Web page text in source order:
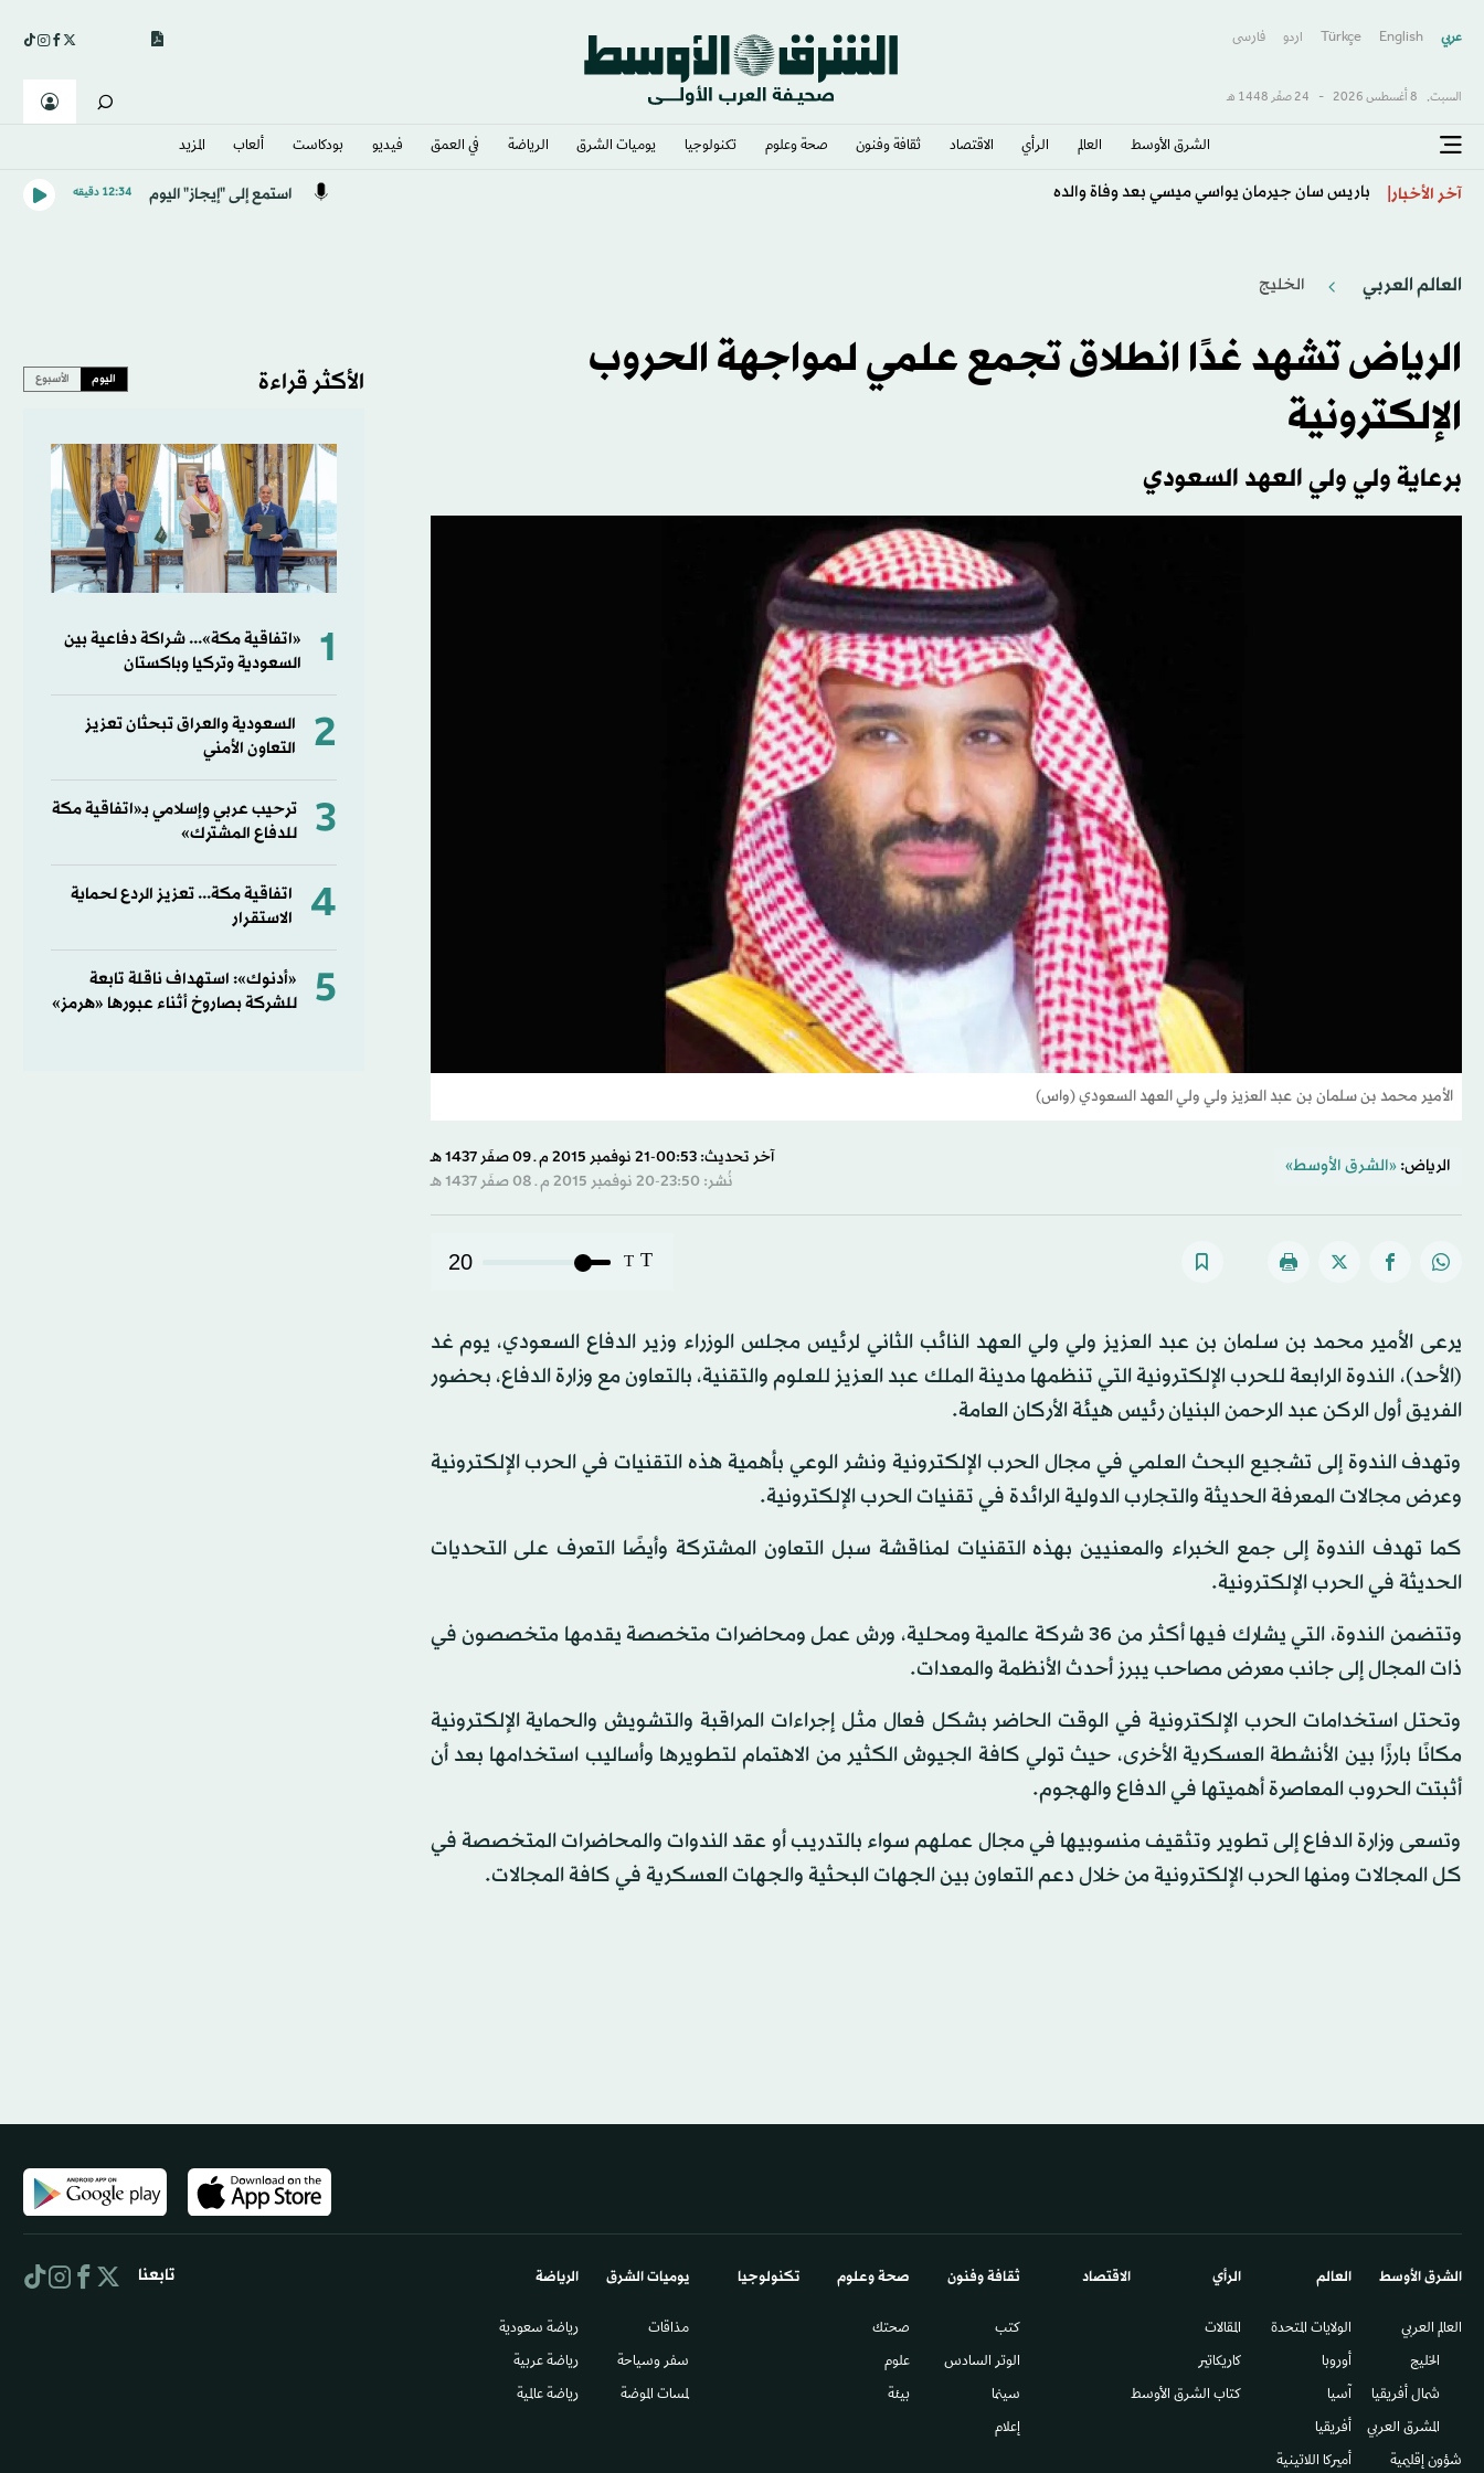
عربي English
Türkçe اردو فارسى
السبت, 8 أغسطس 2026 - 24 صفَر 1448 هـ
الشرق الأوسط​ العالم الرأي الاقتصاد ثقافة وفنون صحة وعلوم تكنولوجيا يوميات الشرق​ الرياضة في العمق فيديو بودكاست ألعاب المزيد
آخر الأخبار باريس سان جيرمان يواسي ميسي بعد وفاة والده استمع إلى "إيجاز" اليوم 12:34 دقيقه
العالم العربي الخليج
الرياض تشهد غدًا انطلاق تجمع علمي لمواجهة الحروب
الإلكترونية
برعاية ولي ولي العهد السعودي
الأمير محمد بن سلمان بن عبد العزيز ولي ولي العهد السعودي (واس)
الرياض: «الشرق الأوسط»
آخر تحديث: 00:53-21 نوفمبر 2015 م ـ 09 صفَر 1437 هـ
نُشر: 23:50-20 نوفمبر 2015 م ـ 08 صفَر 1437 هـ
T
T
20
يرعى الأمير محمد بن سلمان بن عبد العزيز ولي ولي العهد النائب الثاني لرئيس مجلس الوزراء وزير الدفاع السعودي، يوم غد
(الأحد)، الندوة الرابعة للحرب الإلكترونية التي تنظمها مدينة الملك عبد العزيز للعلوم والتقنية، بالتعاون مع وزارة الدفاع، بحضور
الفريق أول الركن عبد الرحمن البنيان رئيس هيئة الأركان العامة.
وتهدف الندوة إلى تشجيع البحث العلمي في مجال الحرب الإلكترونية ونشر الوعي بأهمية هذه التقنيات في الحرب الإلكترونية
وعرض مجالات المعرفة الحديثة والتجارب الدولية الرائدة في تقنيات الحرب الإلكترونية.
كما تهدف الندوة إلى جمع الخبراء والمعنيين بهذه التقنيات لمناقشة سبل التعاون المشتركة وأيضًا التعرف على التحديات
الحديثة في الحرب الإلكترونية.
وتتضمن الندوة، التي يشارك فيها أكثر من 36 شركة عالمية ومحلية، ورش عمل ومحاضرات متخصصة يقدمها متخصصون في
ذات المجال إلى جانب معرض مصاحب يبرز أحدث الأنظمة والمعدات.
وتحتل استخدامات الحرب الإلكترونية في الوقت الحاضر بشكل فعال مثل إجراءات المراقبة والتشويش والحماية الإلكترونية
مكانًا بارزًا بين الأنشطة العسكرية الأخرى، حيث تولي كافة الجيوش الكثير من الاهتمام لتطويرها وأساليب استخدامها بعد أن
أثبتت الحروب المعاصرة أهميتها في الدفاع والهجوم.
وتسعى وزارة الدفاع إلى تطوير وتثقيف منسوبيها في مجال عملهم سواء بالتدريب أو عقد الندوات والمحاضرات المتخصصة في
كل المجالات ومنها الحرب الإلكترونية من خلال دعم التعاون بين الجهات البحثية والجهات العسكرية في كافة المجالات.
الأكثر قراءة اليوم الأسبوع
1
«اتفاقية مكة»... شراكة دفاعية بين
السعودية وتركيا وباكستان
2
السعودية والعراق تبحثان تعزيز
التعاون الأمني
3
ترحيب عربي وإسلامي بـ«اتفاقية مكة
للدفاع المشترك»
4
اتفاقية مكة... تعزيز الردع لحماية
الاستقرار
5
«أدنوك»: استهداف ناقلة تابعة
للشركة بصاروخ أثناء عبورها «هرمز»
الشرق الأوسط​
العالم العربي
الخليج
شمال أفريقيا
المشرق العربي
شؤون إقليمية
العالم
الولايات المتحدة
أوروبا
آسيا
أفريقيا
أميركا اللاتينية
الرأي
المقالات
كاريكاتير
كتاب الشرق الأوسط
الاقتصاد ثقافة وفنون
كتب
الوتر السادس​
سينما
إعلام
صحة وعلوم
صحتك
علوم
بيئة
تكنولوجيا يوميات الشرق​
مذاقات
سفر وسياحة
لمسات الموضة
الرياضة
رياضة سعودية
رياضة عربية
رياضة عالمية
تابعنا